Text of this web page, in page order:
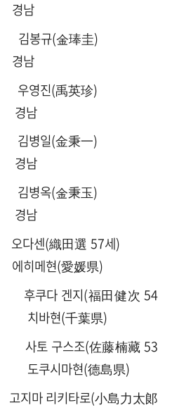
(金琫圭)
(禹英珍)
(金秉一)
(金秉玉)
오다센(織田選 57세)
愛媛県)
다 겐지(福田健次 54
千葉県)
(佐藤楠藏 53
현(德島県)
타로(小島力太郞